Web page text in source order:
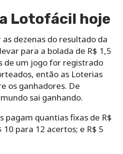
Lotofácil hoje
dezenas do resultado da
para a bolada de R$ 1,5
de um jogo for registrado
então as Loterias
os ganhadores. De
sai ganhando.
pagam quantias fixas de R$
para 12 acertos; e R$ 5